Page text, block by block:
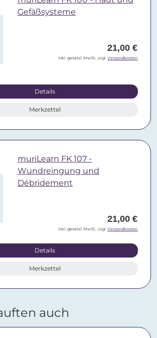
Gefäßsysteme
21,00 €
inkl. gesetzl. MwSt., zzgl.Versandkosten
Details
Merkzettel
muriLearn FK 107 -
Wundreingung und
Débridement
21,00 €
inkl. gesetzl. MwSt., zzgl.Versandkosten
Details
Merkzettel
auch